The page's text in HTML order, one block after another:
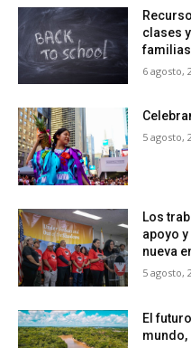
clases
6 agosto,
5 agosto,
Los
apoyo
nueva
5 agosto,
El
mundo,